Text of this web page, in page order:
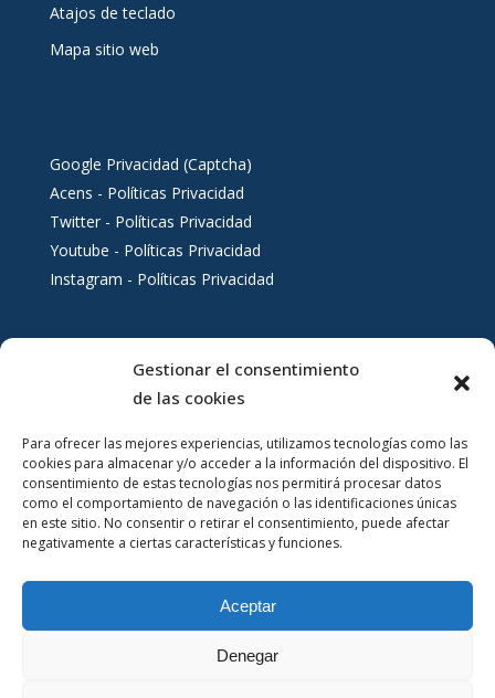
Gestionar el consentimiento
de las cookies
Para ofrecer las mejores experiencias, utilizamos tecnologías como las
cookies para almacenar y/o acceder a la información del dispositivo. El
consentimiento de estas tecnologías nos permitirá procesar datos
como el comportamiento de navegación o las identificaciones únicas
en este sitio. No consentir o retirar el consentimiento, puede afectar
negativamente a ciertas características y funciones.
Aceptar
Denegar
Atajos de teclado
Mapa sitio web
Google Privacidad (Captcha)
Acens - Políticas Privacidad
Twitter - Políticas Privacidad
Youtube - Políticas Privacidad
Instagram - Políticas Privacidad
Servicios al ciudadano